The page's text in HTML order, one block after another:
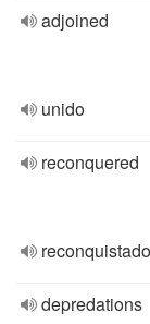
adjoined
unido
reconquered
reconquistado
depredations